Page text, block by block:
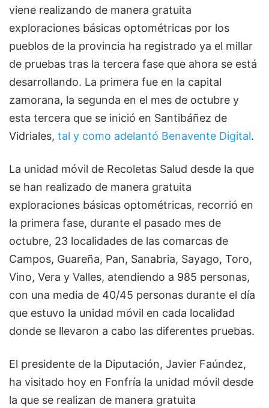
viene realizando de manera gratuita
exploraciones básicas optométricas por los
pueblos de la provincia ha registrado ya el millar
de pruebas tras la tercera fase que ahora se está
desarrollando. La primera fue en la capital
zamorana, la segunda en el mes de octubre y
esta tercera que se inició en Santibáñez de
Vidriales, tal y como adelantó Benavente Digital.
La unidad móvil de Recoletas Salud desde la que
se han realizado de manera gratuita
exploraciones básicas optométricas, recorrió en
la primera fase, durante el pasado mes de
octubre, 23 localidades de las comarcas de
Campos, Guareña, Pan, Sanabria, Sayago, Toro,
Vino, Vera y Valles, atendiendo a 985 personas,
con una media de 40/45 personas durante el día
que estuvo la unidad móvil en cada localidad
donde se llevaron a cabo las diferentes pruebas.
El presidente de la Diputación, Javier Faúndez,
ha visitado hoy en Fonfría la unidad móvil desde
la que se realizan de manera gratuita